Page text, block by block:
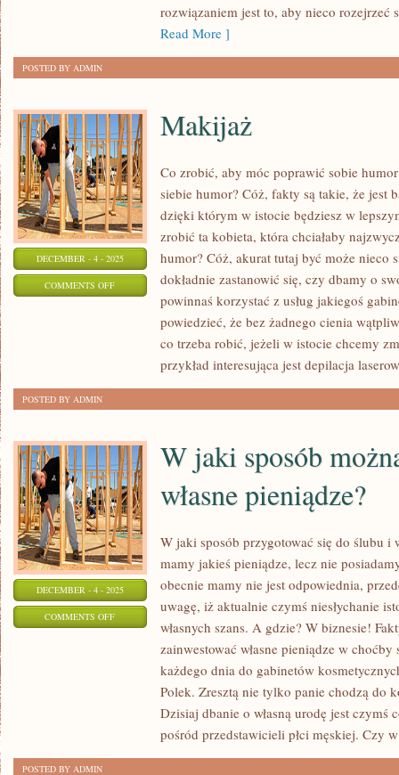
rozwiązaniem jest to, aby nieco rozejrzeć
Read More ]
POSTED BY ADMIN
DECEMBER - 4 - 2025
COMMENTS OFFON
Makijaż
Co zrobić, aby móc poprawić sobie
siebie humor? Cóż, fakty są takie, że jest
dzięki którym w istocie będziesz w
zrobić ta kobieta, która chciałaby
humor? Cóż, akurat tutaj być może nieco
dokładnie zastanowić się, czy dbamy o
powinnaś korzystać z usług jakiegoś
powiedzieć, że bez żadnego cienia
co trzeba robić, jeżeli w istocie chcemy
przykład interesująca jest depilacja
POSTED BY ADMIN
DECEMBER - 4 - 2025
COMMENTS OFFON
W jaki sposób
własne pieniądze?
W jaki sposób przygotować się do ślubu i
mamy jakieś pieniądze, lecz nie
obecnie mamy nie jest odpowiednia,
uwagę, iż aktualnie czymś niesłychanie
własnych szans. A gdzie? W biznesie!
zainwestować własne pieniądze w
każdego dnia do gabinetów
Polek. Zresztą nie tylko panie chodzą do
Dzisiaj dbanie o własną urodę jest
pośród przedstawicieli płci męskiej. Czy
POSTED BY ADMIN